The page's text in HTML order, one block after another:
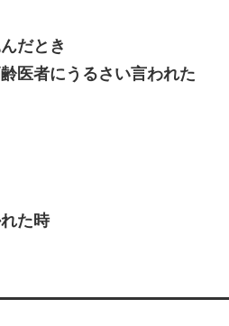
だとき
医者にうるさい言われた
た時